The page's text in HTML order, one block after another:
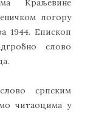
Краљевине
логору
1944. Епископ
слово
српским
читаоцима у